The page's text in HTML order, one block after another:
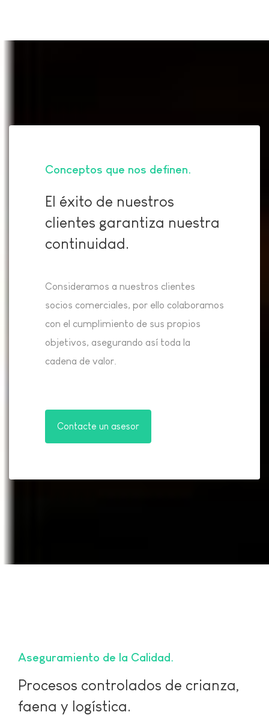
Conceptos que nos definen
El éxito de nuestros
clientes garantiza nuestra
continuidad.
Consideramos a nuestros clientes
socios comerciales, por ello colaboramos
con el cumplimiento de sus propios
objetivos, asegurando así toda la
cadena de valor.
Contacte un asesor
Aseguramiento de la Calidad
Procesos controlados de crianza,
faena y logística.